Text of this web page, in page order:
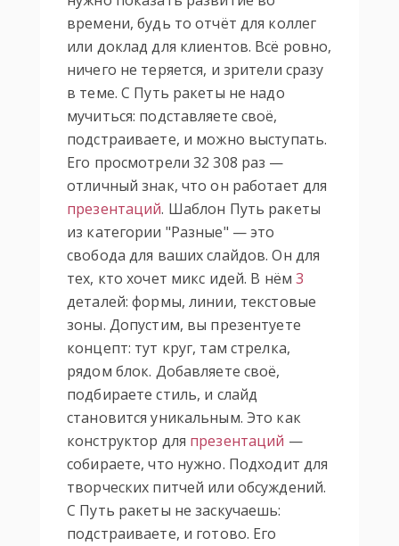
времени, будь то отчёт для коллег
или доклад для клиентов. Всё ровно,
ничего не теряется, и зрители сразу
в теме. С Путь ракеты не надо
мучиться: подставляете своё,
подстраиваете, и можно выступать.
Его просмотрели 32 308 раз —
отличный знак, что он работает для
презентаций. Шаблон Путь ракеты
из категории "Разные" — это
свобода для ваших слайдов. Он для
тех, кто хочет микс идей. В нём3
деталей: формы, линии, текстовые
зоны. Допустим, вы презентуете
концепт: тут круг, там стрелка,
рядом блок. Добавляете своё,
подбираете стиль, и слайд
становится уникальным. Это как
конструктор для презентаций —
собираете, что нужно. Подходит для
творческих питчей или обсуждений.
С Путь ракеты не заскучаешь:
подстраиваете, и готово. Его